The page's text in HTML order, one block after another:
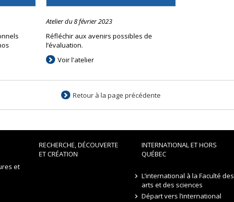
Atelier du 8 février 2023
Réfléchir aux avenirs possibles de
l’évaluation.
Voir l'atelier
Retour à la page précédente
et
RECHERCHE, DÉCOUVERTE
ET CRÉATION
INTERNATIONAL ET HORS
QUÉBEC
L’international à la Faculté des
arts et des sciences
Départ vers l’international